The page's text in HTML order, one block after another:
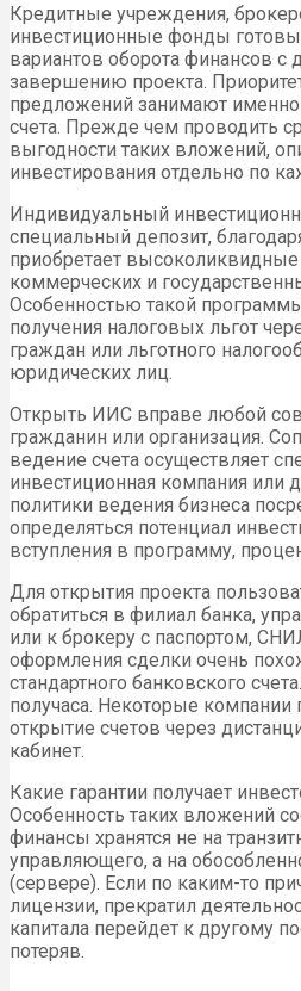
Кредитные учреждения,
инвестиционные фонды
вариантов оборота финансов
завершению проекта.
предложений занимают
счета. Прежде чем проводить
выгодности таких вложений,
инвестирования отдельно по
Индивидуальный
специальный депозит,
приобретает
коммерческих и
Особенностью такой
получения налоговых льгот
граждан или льготного
юридических лиц.
Открыть ИИС вправе любой
гражданин или организация.
ведение счета осуществляет
инвестиционная компания или
политики ведения бизнеса
определяться потенциал
вступления в программу,
Для открытия проекта
обратиться в филиал банка,
или к брокеру с паспортом,
оформления сделки очень
стандартного банковского
получаса. Некоторые компании
открытие счетов через
кабинет.
Какие гарантии получает
Особенность таких вложений
финансы хранятся не на
управляющего, а на
(сервере). Если по каким-то
лицензии, прекратил
капитала перейдет к другому
потеряв.